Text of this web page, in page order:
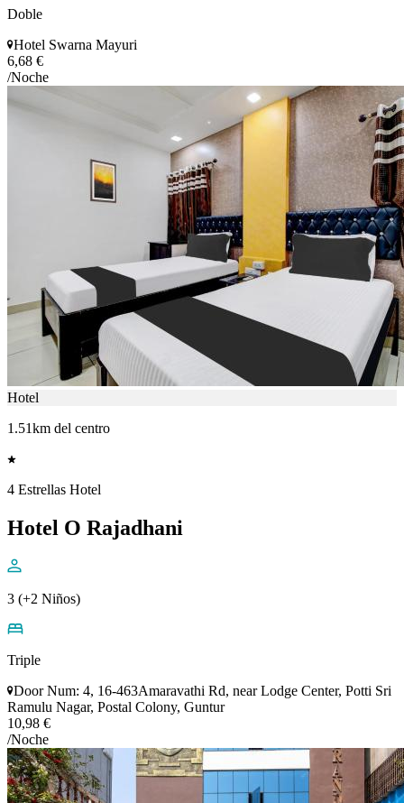
Doble
Hotel Swarna Mayuri
6,68 €
/Noche
Hotel
1.51km del centro
4 Estrellas Hotel
Hotel O Rajadhani
3 (+2 Niños)
Triple
Door Num: 4, 16-463Amaravathi Rd, near Lodge Center, Potti Sri
Ramulu Nagar, Postal Colony, Guntur
10,98 €
/Noche